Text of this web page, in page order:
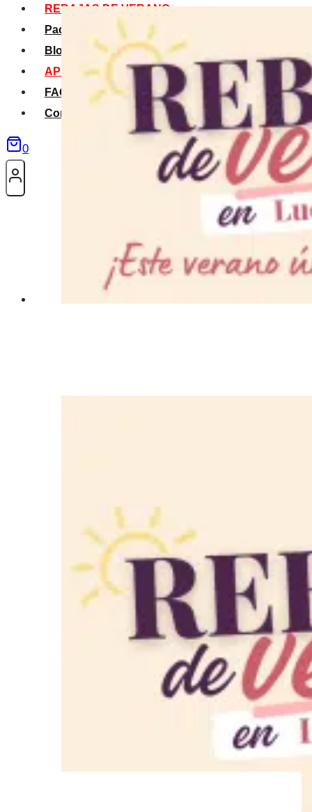
REBAJAS DE VERANO
Packs Verano
Blog
APP La Tribu
FAQS
Contacto
0